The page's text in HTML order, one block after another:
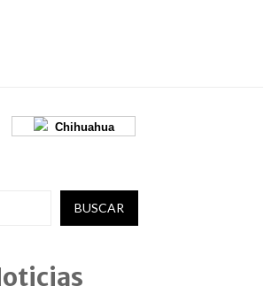
Chihuahua
BUSCAR